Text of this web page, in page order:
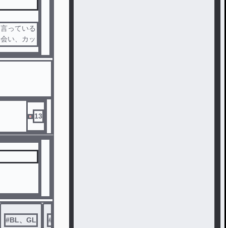
っている
い、カッ
13
#BL、GL #